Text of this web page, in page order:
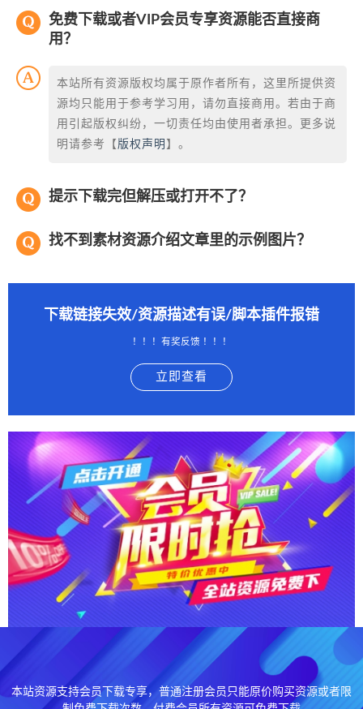
免费下载或者VIP会员专享资源能否直接商
用？
本站所有资源版权均属于原作者所有，这里所提供资
源均只能用于参考学习用，请勿直接商用。若由于商
用引起版权纠纷，一切责任均由使用者承担。更多说
明请参考【 版权声明 】。
提示下载完但解压或打开不了？
找不到素材资源介绍文章里的示例图片？
下载链接失效/资源描述有误/脚本插件报错
！！！有奖反馈 ！！！
立即查看
本站资源支持会员下载专享，普通注册会员只能原价购买资源或者限